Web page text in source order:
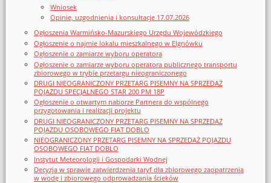
Wniosek
Opinie, uzgodnienia i konsultacje 17.07.2026
Ogłoszenia Warmińsko-Mazurskiego Urzędu Wojewódzkiego
Ogłoszenie o najmie lokalu mieszkalnego w Elgnówku
Ogłoszenie o zamiarze wyboru operatora
Ogłoszenie o zamiarze wyboru operatora publicznego transportu
zbiorowego w trybie przetargu nieograniczonego
DRUGI NIEOGRANICZONY PRZETARG PISEMNY NA SPRZEDAŻ
POJAZDU SPECJALNEGO STAR 200 PM 18P
Ogłoszenie o otwartym naborze Partnera do wspólnego
przygotowania i realizacji projektu
DRUGI NIEOGRANICZONY PRZETARG PISEMNY NA SPRZEDAŻ
POJAZDU OSOBOWEGO FIAT DOBLO
NIEOGRANICZONY PRZETARG PISEMNY NA SPRZEDAŻ POJAZDU
OSOBOWEGO FIAT DOBLO
Instytut Meteorologii i Gospodarki Wodnej
Decyzja w sprawie zatwierdzenia taryf dla zbiorowego zaopatrzenia
w wodę i zbiorowego odprowadzania ścieków